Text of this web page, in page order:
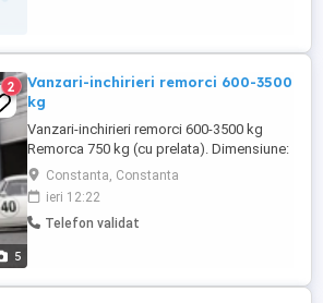
5
2
Vanzari-inchirieri remorci 600-3500
kg
Vanzari-inchirieri remorci 600-3500 kg
Remorca 750 kg (cu prelata). Dimensiune:
200x130x40 150 cm 270x135x40 150 cm.
Remorca transport auto 2000-3500 kg
Dimensiuni: 400x200 450x210 500x210cm.
Remorca transport animale (cai,vaci)2000
Constanta, Constanta
ieri 12:22
Telefon validat